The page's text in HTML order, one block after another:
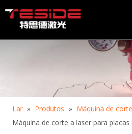
Lar » Produtos » Máquina de
Máquina de corte a laser para placas